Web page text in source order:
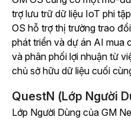
trợ lưu trữ dữ liệu IoT phi
OS hỗ trợ thị trường trao
phát triển và dự án AI mua
và phân phối lợi nhuận từ
chủ sở hữu dữ liệu cuối
QuestN (Lớp Người
Lớp Người Dùng của GM